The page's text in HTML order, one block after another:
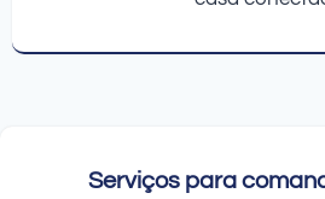
Serviços para